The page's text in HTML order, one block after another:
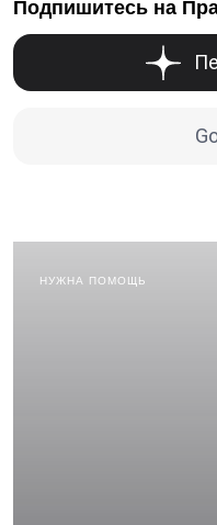
Подпишитесь на
НУЖНА ПОМОЩЬ